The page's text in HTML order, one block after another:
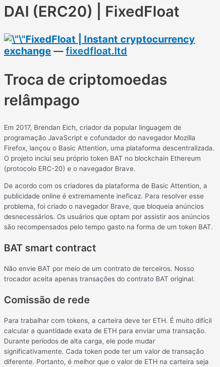
DAI (ERC20) | FixedFloat
FixedFloat | Instant cryptocurrency
exchange — fixedfloat.ltd
Troca de criptomoedas
relâmpago
Em 2017, Brendan Eich, criador da popular linguagem de
programação JavaScript e cofundador do navegador Mozilla
Firefox, lançou o Basic Attention, uma plataforma descentralizada.
O projeto inclui seu próprio token BAT no blockchain Ethereum
(protocolo ERC-20) e o navegador Brave.
De acordo com os criadores da plataforma de Basic Attention, a
publicidade online é extremamente ineficaz. Para resolver esse
problema, foi criado o navegador Brave, que bloqueia anúncios
desnecessários. Os usuários que optam por assistir aos anúncios
são recompensados ​​pelo tempo gasto na forma de um token BAT.
BAT smart contract
Não envie BAT por meio de um contrato de terceiros. Nosso
trocador aceita apenas transações do contrato BAT original.
Comissão de rede
Para trabalhar com tokens, a carteira deve ter ETH. É muito difícil
calcular a quantidade exata de ETH para enviar uma transação.
Durante períodos de alta carga, ele pode mudar
significativamente. Cada token pode ter um valor de transação
diferente. Portanto, é melhor que o valor de ETH na carteira seja